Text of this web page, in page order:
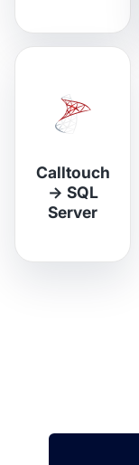
Calltouch
→ SQL
Server